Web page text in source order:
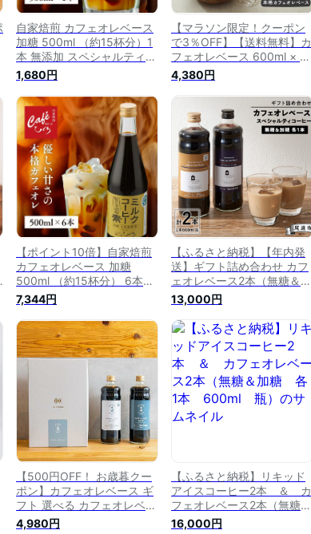
自家焙煎 カフェオレベース
加糖 500ml （約15杯分）1
本 無添加 スペシャルティコ
ーヒー 濃縮 カフェラテベー
ス カフェオレ コーヒー 珈
琲 おしゃれ 人気 瓶 牛乳 リ
キッドコーヒー カフェベー
ス ミルクコーヒー ボトルコ
ーヒー
1,680円
【マラソン限定！クーポン
で3％OFF】【送料無料】カ
フェオレベース 600ml × 3
本 加糖 無添加 カフェオレ
母の日 コーヒー牛乳カフェ
ラテ コーヒー 珈琲 ドリッ
プ 希釈 稀釈 濃縮 リキッド
コーヒー ギフト コーヒーギ
フト プレゼント coffee 瓶
コーヒーベース 父の日
4,380円
【ポイント10倍】自家焙煎
カフェオレベース 加糖
500ml （約15杯分） 6本セ
ット 無添加 スペシャルティ
コーヒー 濃縮 カフェラテ
カフェオレ コーヒー 珈琲
おしゃれ 人気 瓶 牛乳 リキ
ッドコーヒー カフェベース
ミルクコーヒー ボトルコー
ヒー
7,344円
【ふるさと納税】【年内発
送】ギフト詰め合わせ カフ
ェオレベース2本（無糖＆加
糖 各1本 600ml 瓶）スペシ
ャルティコーヒー | コーヒ
ー 珈琲 カフェオレ カフェ
オレベース COFFEE ギフト
詰め合わせ 無糖 加糖 飲み
比べ スペシャルティコーヒ
ー 広島県 尾道市
13,000円
【500円OFF！ お歳暮クー
ポン】カフェオレベース ギ
フト 選べる カフェオレベー
ス 2本 セット | 加糖 無糖 熨
4,980円
【ふるさと納税】リキッド
アイスコーヒー2本 ＆ カ
フェオレベース2本（無糖＆
加糖 各1本 600ml 瓶）
16,000円